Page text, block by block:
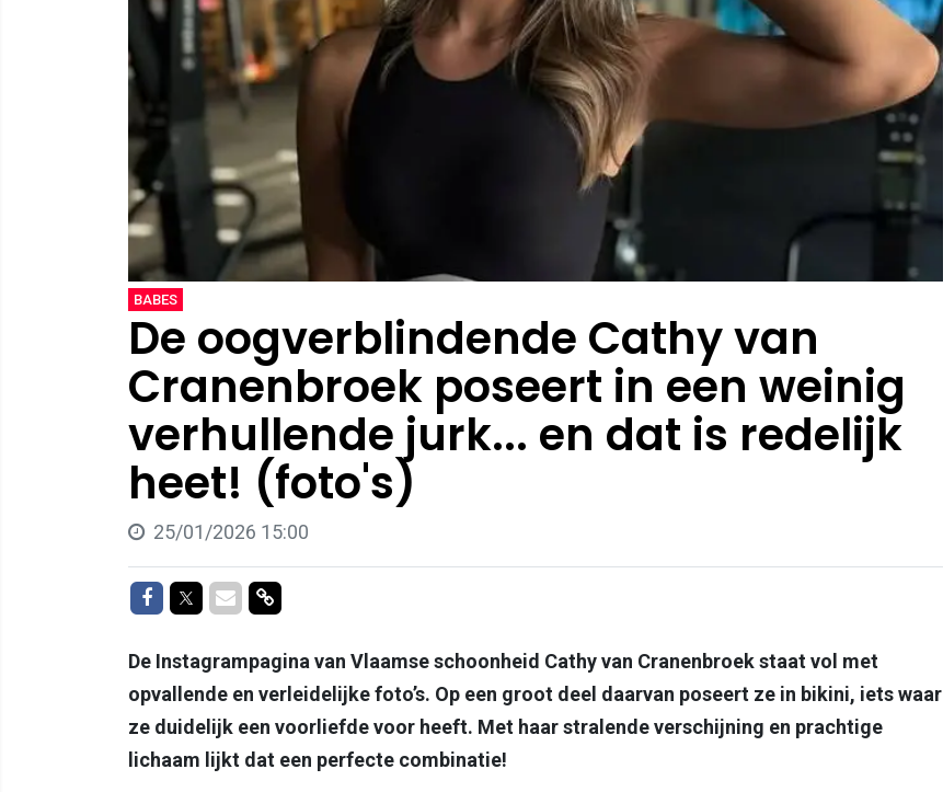
BABES
De oogverblindende Cathy van
Cranenbroek poseert in een weinig
verhullende jurk... en dat is redelijk
heet! (foto's)
25/01/2026 15:00
Delen op Facebook
Delen op Twitter
Delen via Mail
Delen via link
De Instagrampagina van Vlaamse schoonheid Cathy van Cranenbroek staat vol met
opvallende en verleidelijke foto’s. Op een groot deel daarvan poseert ze in bikini, iets waar
ze duidelijk een voorliefde voor heeft. Met haar stralende verschijning en prachtige
lichaam lijkt dat een perfecte combinatie!